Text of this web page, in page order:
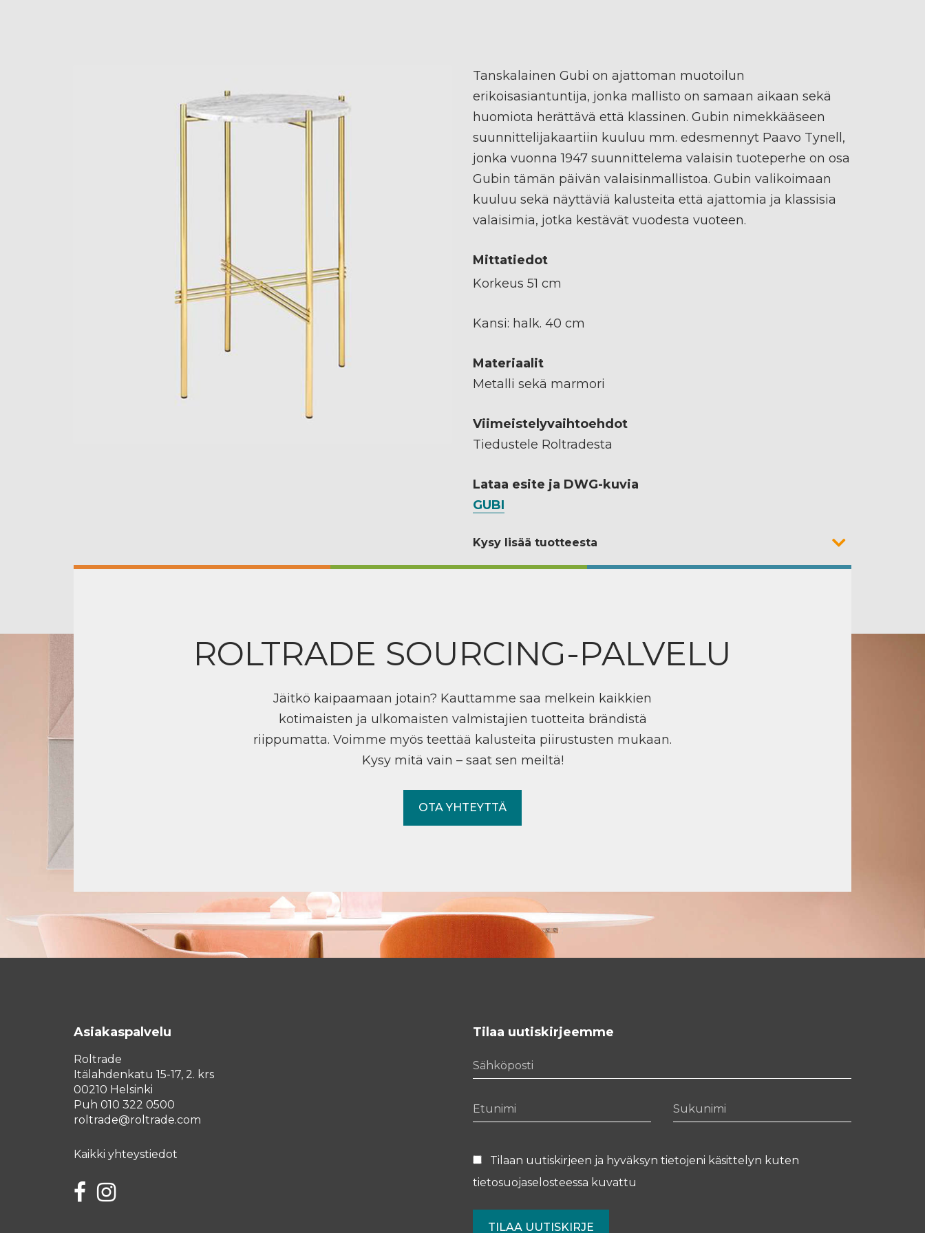
Tanskalainen Gubi on ajattoman muotoilun
erikoisasiantuntija, jonka mallisto on samaan aikaan sekä
huomiota herättävä että klassinen. Gubin nimekkääseen
suunnittelijakaartiin kuuluu mm. edesmennyt Paavo Tynell,
jonka vuonna 1947 suunnittelema valaisin tuoteperhe on osa
Gubin tämän päivän valaisinmallistoa. Gubin valikoimaan
kuuluu sekä näyttäviä kalusteita että ajattomia ja klassisia
valaisimia, jotka kestävät vuodesta vuoteen.
Mittatiedot
Korkeus 51 cm
Kansi: halk. 40 cm
Materiaalit
Metalli sekä marmori
Viimeistelyvaihtoehdot
Tiedustele Roltradesta
Lataa esite ja DWG-kuvia
GUBI
Kysy lisää tuotteesta
ROLTRADE SOURCING-PALVELU
Jäitkö kaipaamaan jotain? Kauttamme saa melkein kaikkien
kotimaisten ja ulkomaisten valmistajien tuotteita brändistä
riippumatta. Voimme myös teettää kalusteita piirustusten mukaan.
Kysy mitä vain – saat sen meiltä!
OTA YHTEYTTÄ
Asiakaspalvelu
Roltrade
Itälahdenkatu 15-17, 2. krs
00210 Helsinki
Puh 010 322 0500
roltrade@roltrade.com
Kaikki yhteystiedot
FacebookInstagram
Tilaa uutiskirjeemme
Tilaan uutiskirjeen ja hyväksyn tietojeni käsittelyn kuten
tietosuojaselosteessa kuvattu